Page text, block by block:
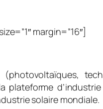
margin=”16″]
solaire mondiale.